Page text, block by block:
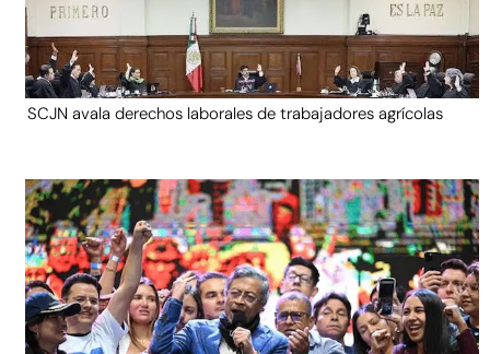
SCJN avala derechos laborales de trabajadores agrícolas